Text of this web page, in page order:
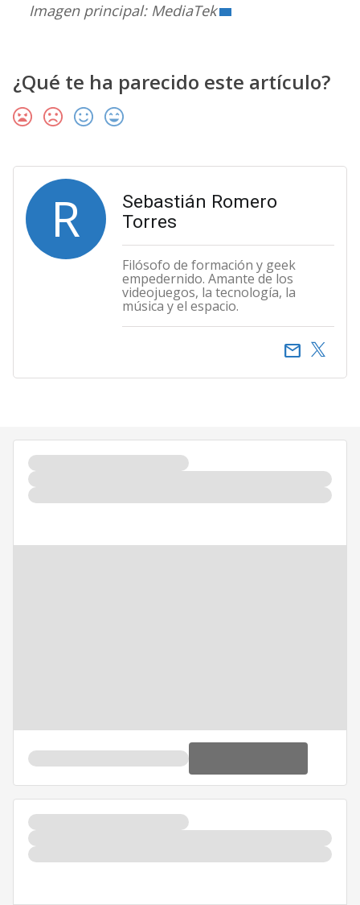
Imagen principal: MediaTek
¿Qué te ha parecido este artículo?
R
Sebastián Romero
Torres
Filósofo de formación y geek
empedernido. Amante de los
videojuegos, la tecnología, la
música y el espacio.
email